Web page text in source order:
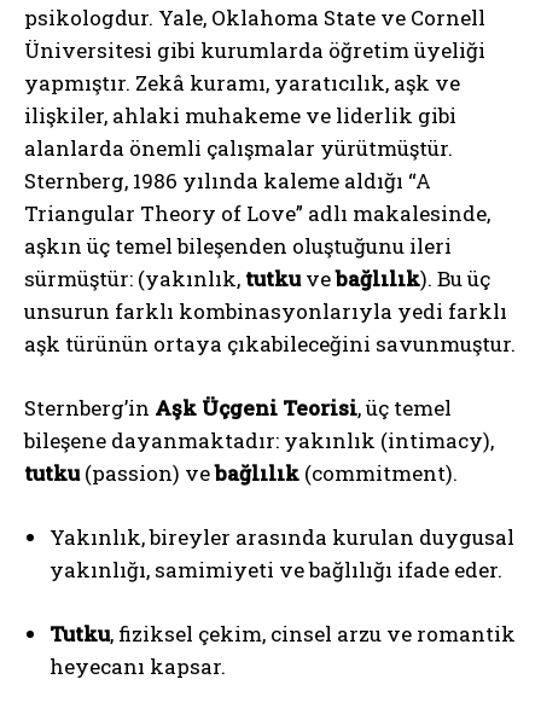
psikologdur. Yale, Oklahoma State ve Cornell
Üniversitesi gibi kurumlarda öğretim üyeliği
yapmıştır. Zekâ kuramı, yaratıcılık, aşk ve
ilişkiler, ahlaki muhakeme ve liderlik gibi
alanlarda önemli çalışmalar yürütmüştür.
Sternberg, 1986 yılında kaleme aldığı “A
Triangular Theory of Love” adlı makalesinde,
aşkın üç temel bileşenden oluştuğunu ileri
sürmüştür: (yakınlık, tutkuvebağlılık). Bu üç
unsurun farklı kombinasyonlarıyla yedi farklı
aşk türünün ortaya çıkabileceğini savunmuştur.
Sternberg’in Aşk Üçgeni Teorisi, üç temel
bileşene dayanmaktadır: yakınlık (intimacy),
tutku(passion) vebağlılık (commitment).
Yakınlık, bireyler arasında kurulan duygusal
yakınlığı, samimiyeti ve bağlılığı ifade eder.
Tutku, fiziksel çekim, cinsel arzu ve romantik
heyecanı kapsar.